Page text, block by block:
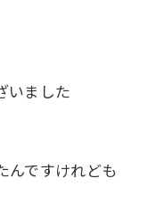
いました
んですけれども